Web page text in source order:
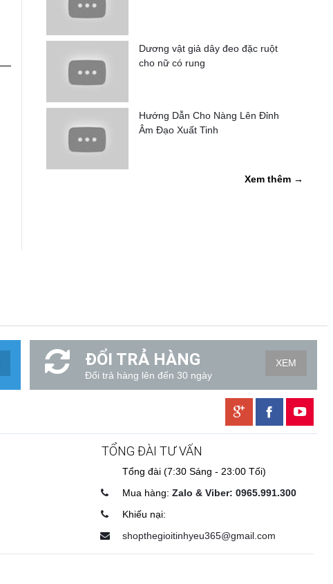
Dương vật giả dây đeo đặc ruột
cho nữ có rung
Hướng Dẫn Cho Nàng Lên Đỉnh
Âm Đạo Xuất Tinh
Xem thêm →
ĐỔI TRẢ HÀNG
Đổi trả hàng lên đến 30 ngày
XEM
TỔNG ĐÀI TƯ VẤN
Tổng đài (7:30 Sáng - 23:00 Tối)
Mua hàng: Zalo & Viber: 0965.991.300
Khiếu nại:
shopthegioitinhyeu365@gmail.com